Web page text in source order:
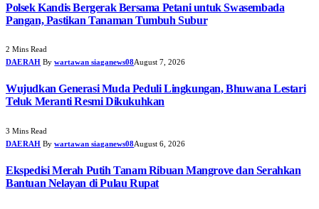
Polsek Kandis Bergerak Bersama Petani untuk Swasembada
Pangan, Pastikan Tanaman Tumbuh Subur
2 Mins Read
DAERAH By wartawan siaganews08August 7, 2026
Wujudkan Generasi Muda Peduli Lingkungan, Bhuwana Lestari
Teluk Meranti Resmi Dikukuhkan
3 Mins Read
DAERAH By wartawan siaganews08August 6, 2026
Ekspedisi Merah Putih Tanam Ribuan Mangrove dan Serahkan
Bantuan Nelayan di Pulau Rupat